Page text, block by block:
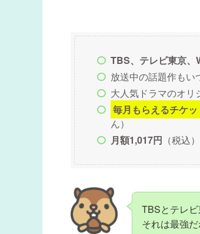
TBS、テレビ東京、
放送中の話題作もい
大人気ドラマのオリ
毎月もらえるチケッ
ん）
月額1,017円 （税込
TBSとテレビ
それは最強だ